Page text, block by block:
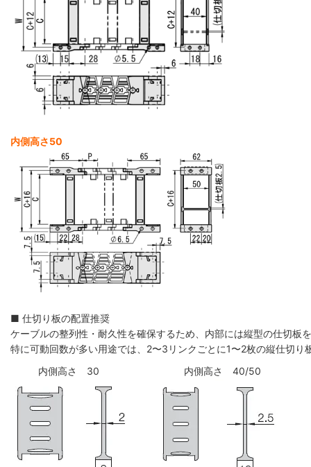
内側高さ50
■ 仕切り板の配置推奨
ケーブルの整列性・耐久性を確保するため、内部には縦型の仕切板
特に可動回数が多い用途では、2〜3リンクごとに1〜2枚の縦仕切
内側高さ 30
内側高さ 40/50